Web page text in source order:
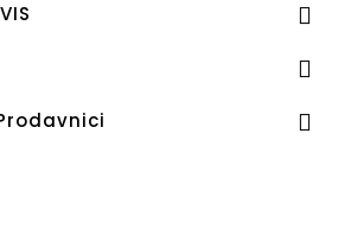


